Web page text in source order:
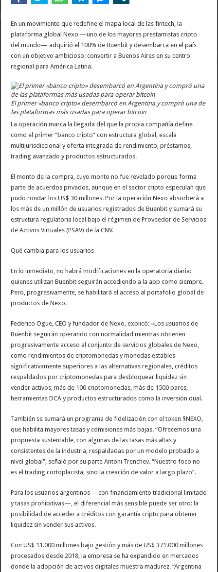
En un movimiento que redefine el mapa local de las fintech, la
plataforma global Nexo —uno de los mayores prestamistas cripto
del mundo— adquirió el 100% de Buenbit y desembarca en el país
con un objetivo ambicioso: convertir a Buenos Aires en su centro
regional para América Latina.
El primer «banco cripto» desembarcó en Argentina y compró una de
las plataformas más usadas para operar bitcoin
La operación marca la llegada del que la propia compañía define
como el primer “banco cripto” con estructura global, escala
multijurisdiccional y oferta integrada de rendimiento, préstamos,
trading avanzado y productos estructurados.
El monto de la compra, cuyo monto no fue revelado porque forma
parte de acuerdos privados, aunque en el sector cripto especulan que
pudo rondar los US$ 30 millones. Por la operación Nexo absorberá a
los más de un millón de usuarios registrados de Buenbit y sumará su
estructura regulatoria local bajo el régimen de Proveedor de Servicios
de Activos Virtuales (PSAV) de la CNV.
Qué cambia para los usuarios
En lo inmediato, no habrá modificaciones en la operatoria diaria:
quienes utilizan Buenbit seguirán accediendo a la app como siempre.
Pero, progresivamente, se habilitará el acceso al portafolio global de
productos de Nexo.
Federico Ogue, CEO y fundador de Nexo, explicó: «Los usuarios de
Buenbit seguirán operando con normalidad mientras obtienen
progresivamente acceso al conjunto de servicios globales de Nexo,
como rendimientos de criptomonedas y monedas estables
significativamente superiores a las alternativas regionales, créditos
respaldados por criptomonedas para desbloquear liquidez sin
vender activos, más de 100 criptomonedas, más de 1500 pares,
herramientas DCA y productos estructurados como la inversión dual.
También se sumará un programa de fidelización con el token $NEXO,
que habilita mayores tasas y comisiones más bajas. “Ofrecemos una
propuesta sustentable, con algunas de las tasas más altas y
consistentes de la industria, respaldadas por un modelo probado a
nivel global”, señaló por su parte Antoni Trenchev. “Nuestro foco no
es el trading cortoplacista, sino la creación de valor a largo plazo”.
Para los usuarios argentinos —con financiamiento tradicional limitado
y tasas prohibitivas—, el diferencial más sensible puede ser otro: la
posibilidad de acceder a créditos con garantía cripto para obtener
liquidez sin vender sus activos.
Con US$ 11.000 millones bajo gestión y más de US$ 371.000 millones
procesados desde 2018, la empresa se ha expandido en mercados
donde la adopción de activos digitales muestra madurez. “Argentina